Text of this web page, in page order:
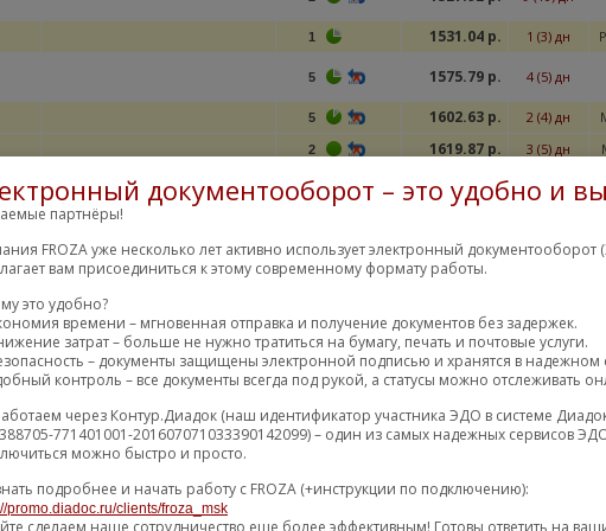
1 1531.04 р. 1 (3) дн
5 1575.79 р. 4 (5) дн
5 1602.63 р. 2 (4) дн
2 1619.87 р. 3 (5) дн
3 1679.57 р.
1685.43 р.
546102S100 Опора амортизатора
14 1082.22 р. 1 (3) дн
ОПОРА СТОЙКИ АМОРТИЗАТОРА
/ INSULATOR AS
11 1432.70 р. 1 (3) дн
документооборот – это удобно и
партнёры!
FROZA уже несколько лет активно использует электронный документооборот
вам присоединиться к этому современному формату работы.
это удобно?
времени – мгновенная отправка и получение документов без задержек.
затрат – больше не нужно тратиться на бумагу, печать и почтовые услуги.
– документы защищены электронной подписью и хранятся в надежном
контроль – все документы всегда под рукой, а статусы можно отслеживать
через Контур.Диадок (наш идентификатор участника ЭДО в системе
771401001-201607071033390142099) – один из самых надежных сервисов
можно быстро и просто.
подробнее и начать работу с FROZA (+инструкции по подключению):
promo.diadoc.ru/clients/froza_msk
сделаем наше сотрудничество еще более эффективным! Готовы ответить на